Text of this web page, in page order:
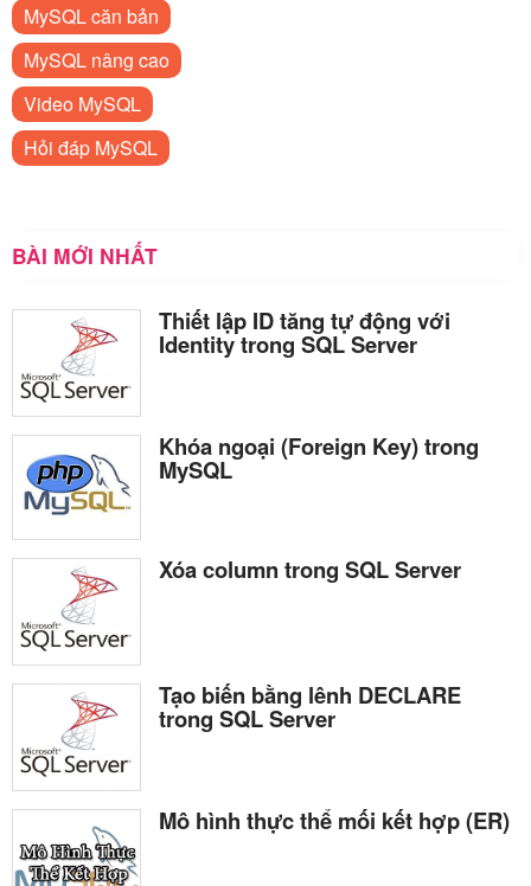
MySQL căn bản
MySQL nâng cao
Video MySQL
Hỏi đáp MySQL
BÀI MỚI NHẤT
Thiết lập ID tăng tự động với
Identity trong SQL Server
Khóa ngoại (Foreign Key) trong
MySQL
Xóa column trong SQL Server
Tạo biến bằng lênh DECLARE
trong SQL Server
Mô hình thực thể mối kết hợp (ER)